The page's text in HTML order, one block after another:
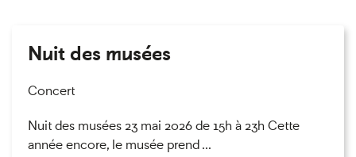
Nuit des musées
Concert
Nuit des musées 23 mai 2026 de 15h à 23h Cette
année encore, le musée prend ...